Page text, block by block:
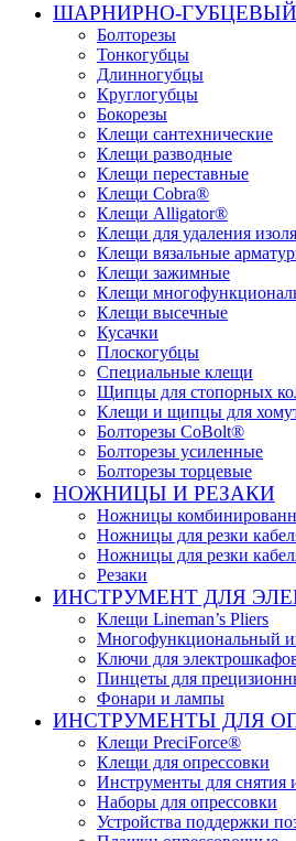
ШАРНИРНО-
Болторезы
Тонкогубцы
Длинногубцы
Круглогубцы
Бокорезы
Клещи сантехнические
Клещи разводные
Клещи переставные
Клещи Cobra®
Клещи Alligator®
Клещи для удаления
Клещи вязальные
Клещи зажимные
Клещи
Клещи высечные
Кусачки
Плоскогубцы
Специальные клещи
Щипцы для стопорных
Клещи и щипцы для
Болторезы CoBolt®
Болторезы усиленные
Болторезы торцевые
НОЖНИЦЫ И РЕЗАКИ
Ножницы
Ножницы для резки
Ножницы для резки
Резаки
ИНСТРУМЕНТ ДЛЯ
Клещи Lineman’s Pliers
Многофункциональный
Ключи для
Пинцеты для
Фонари и лампы
ИНСТРУМЕНТЫ ДЛЯ
Клещи PreciForce®
Клещи для опрессовки
Инструменты для снятия
Наборы для опрессовки
Устройства поддержки